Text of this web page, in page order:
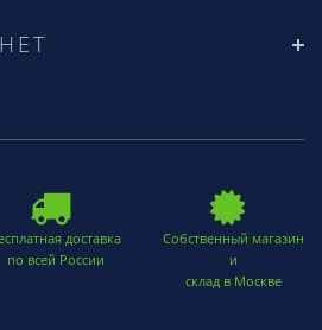
доставка
по всей России
Собственный магазин
и
склад в Москве